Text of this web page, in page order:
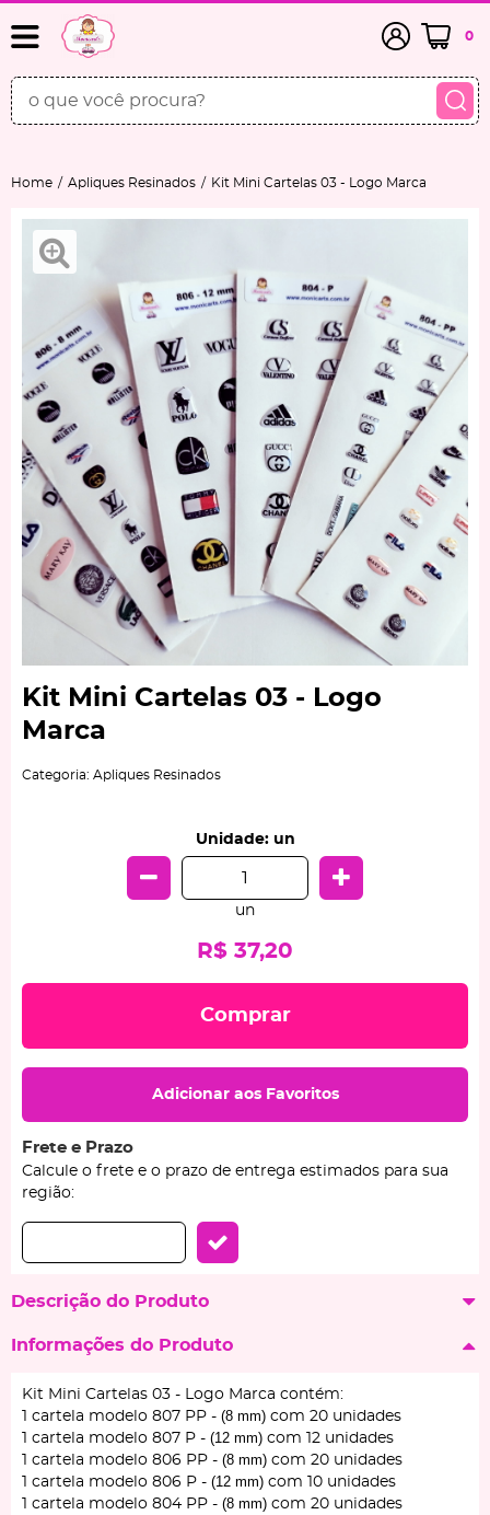
0
Home Apliques Resinados Kit Mini Cartelas 03 - Logo Marca
Kit Mini Cartelas 03 - Logo
Marca
Categoria: Apliques Resinados
Unidade: un
un
R$ 37,20
Comprar
Adicionar aos Favoritos
Frete e Prazo
Calcule o frete e o prazo de entrega estimados para sua
região:
Descrição do Produto
Informações do Produto
Kit Mini Cartelas 03 - Logo Marca contém:
1 cartela modelo 807 PP - (8 mm) com 20 unidades
1 cartela modelo 807 P - (12 mm) com 12 unidades
1 cartela modelo 806 PP - (8 mm) com 20 unidades
1 cartela modelo 806 P - (12 mm) com 10 unidades
1 cartela modelo 804 PP - (8 mm) com 20 unidades